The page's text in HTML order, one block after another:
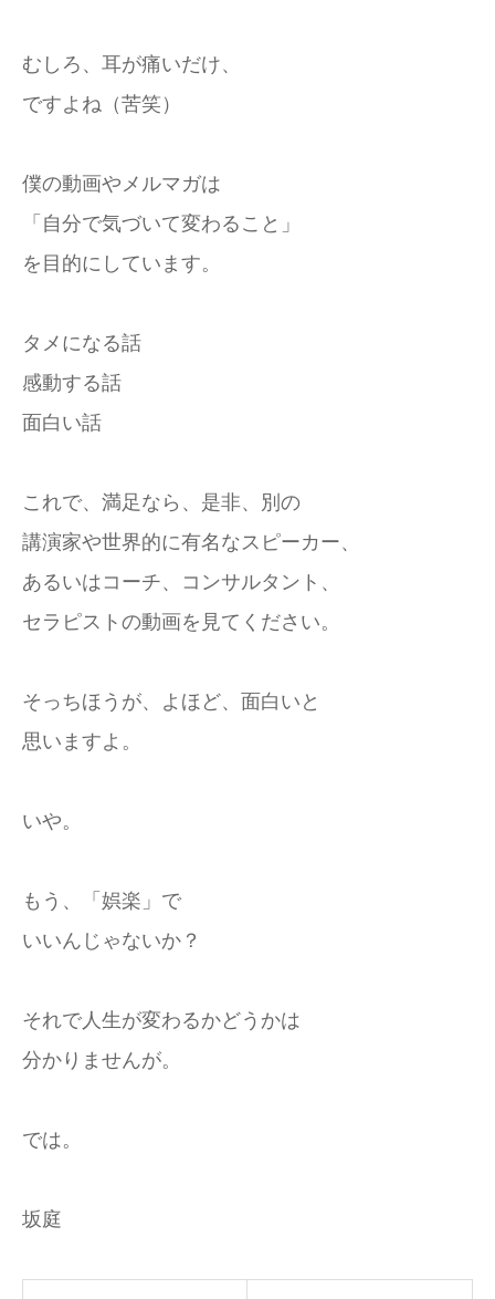
むしろ、耳が痛いだけ、
ですよね（苦笑）
僕の動画やメルマガは
「自分で気づいて変わること」
を目的にしています。
タメになる話
感動する話
面白い話
これで、満足なら、是非、別の
講演家や世界的に有名なスピーカー、
あるいはコーチ、コンサルタント、
セラピストの動画を見てください。
そっちほうが、よほど、面白いと
思いますよ。
いや。
もう、「娯楽」で
いいんじゃないか？
それで人生が変わるかどうかは
分かりませんが。
では。
坂庭